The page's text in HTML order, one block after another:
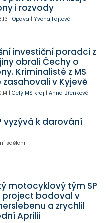
i rozvody
| Opava | Yvona Fajtová
investiční poradci z
obrali Čechy o
Kriminalisté z MS
zasahovali v Kyjevě
| Celý MS kraj | Anna Břenková
vyzývá k darování
sdělení
motocyklový tým SP
project bodoval v
a zrychlil
Aprilii